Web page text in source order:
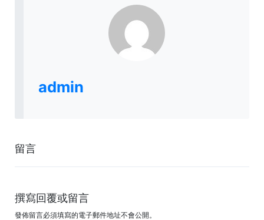
admin
留言
撰寫回覆或留言
發佈留言必須填寫的電子郵件地址不會公開。